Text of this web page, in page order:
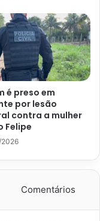
é preso em
por lesão
contra a mulher
Felipe
Comentários